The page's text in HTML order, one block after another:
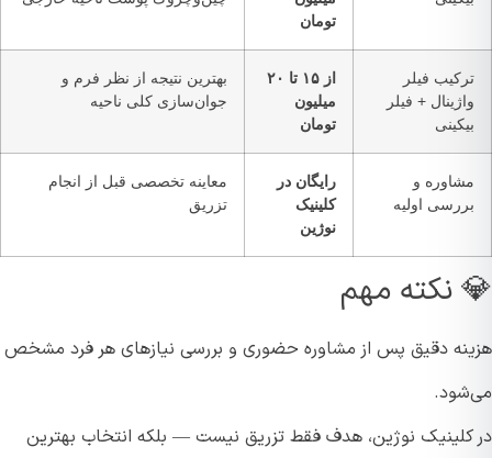
تومان
فیلر
+ فیلر
از ۱۵ تا ۲۰
میلیون
تومان
بهترین نتیجه از نظر فرم و
جوان‌سازی کلی ناحیه
و
اولیه
رایگان در
کلینیک
نوژین
معاینه تخصصی قبل از انجام
تزریق
نکته مهم
دقیق پس از مشاوره حضوری و بررسی نیازهای هر فرد مشخص
نوژین، هدف فقط تزریق نیست — بلکه انتخاب بهترین